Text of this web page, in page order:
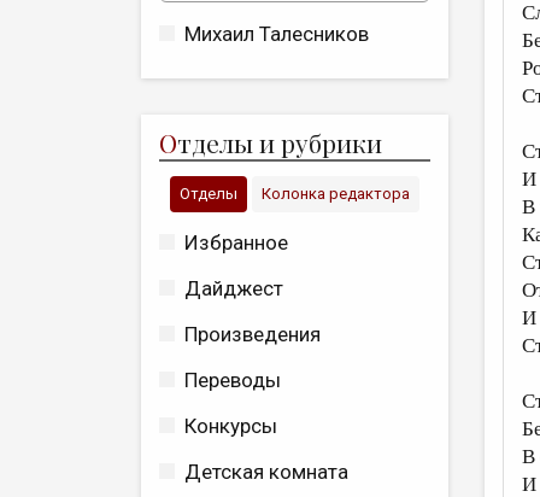
Михаил Талесников
Отделы и рубрики
Отделы Колонка редактора
Избранное
Дайджест
Произведения
Переводы
Конкурсы
Детская комната
И
В
И
В
И